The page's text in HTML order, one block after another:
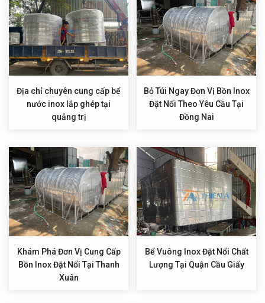
Địa chỉ chuyên cung cấp bể
nước inox lắp ghép tại
quảng trị
Bỏ Túi Ngay Đơn Vị Bồn Inox
Đặt Nổi Theo Yêu Cầu Tại
Đồng Nai
Khám Phá Đơn Vị Cung Cấp
Bồn Inox Đặt Nổi Tại Thanh
Xuân
Bể Vuông Inox Đặt Nổi Chất
Lượng Tại Quận Cầu Giấy